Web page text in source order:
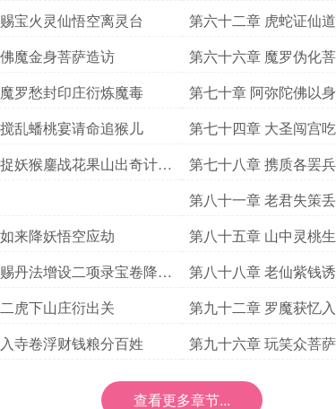
宝火灵仙悟空离灵台 第六十二章 虎蛇证仙
魔金身菩萨造访 第六十六章 魔罗伪化
罗愁封印庄衍炼魔毒
第七十章 阿弥陀佛以
讲末法
乱蟠桃宴请命追猴儿 第七十四章 大圣闯宫
妖猴鏖战花果山出奇计神
第七十八章 携质各罢
第八十一章 老君失策
求首订
来降妖悟空应劫 第八十五章 山中灵桃
丹法增设二项录宝卷降定
第八十八章 老仙紫钱
二猴
虎下山庄衍出关 第九十二章 罗魔获忆
寺卷浮财钱粮分百姓 第九十六章 玩笑众菩
查看更多章节...